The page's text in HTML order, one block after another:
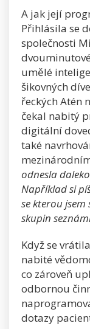
A jak její
Přihlásila se
společnosti
umělé
šikovných
řeckých Atén
čekal nabitý
digitální
také
odnesla
Například si
se kterou
skupin
Když se
nabité
co zároveň
odbornou
dotazy